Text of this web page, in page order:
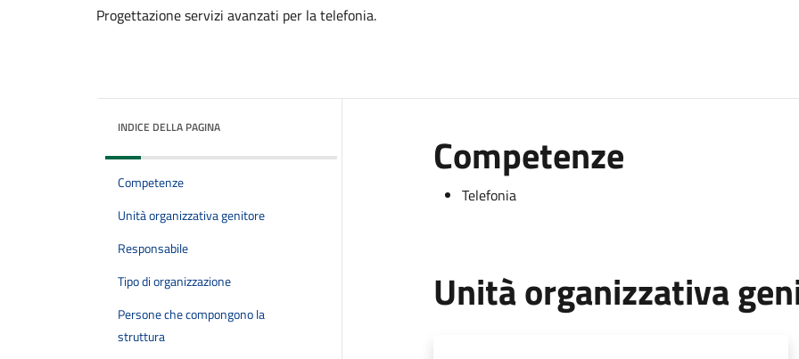
Progettazione servizi avanzati per la telefonia.
INDICE DELLA PAGINA
Competenze
Unità organizzativa genitore
Responsabile
Tipo di organizzazione
Persone che compongono la
struttura
Competenze
Telefonia
Unità organizzativa